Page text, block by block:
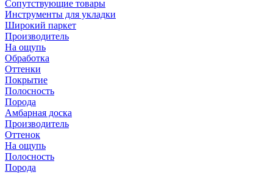
Сопутствующие товары
Инструменты для укладки
Широкий паркет
Производитель
На ощупь
Обработка
Оттенки
Покрытие
Полосность
Порода
Амбарная доска
Производитель
Оттенок
На ощупь
Полосность
Порода